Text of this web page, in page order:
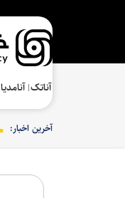
آناتک آنامدیا
آخرین اخبار: